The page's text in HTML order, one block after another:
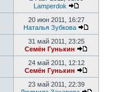
Lamperdok
20 июн 2011, 16:27
Наталья Зубкова
31 май 2011, 23:25
Семён Гунькин
24 май 2011, 12:12
Семён Гунькин
23 май 2011, 22:39